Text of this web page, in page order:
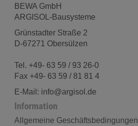
BEWA GmbH
ARGISOL-Bausysteme
Grünstadter Straße 2
D-67271 Obersülzen
Tel. +49- 63 59 / 93 26-0
Fax +49- 63 59 / 81 81 4
E-Mail: info@argisol.de
Information
Allgemeine Geschäftsbedingungen